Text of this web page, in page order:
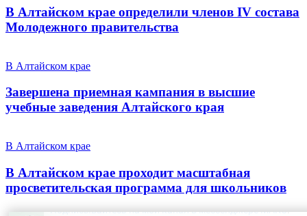
В Алтайском крае определили членов IV состава
Молодежного правительства
В Алтайском крае
Завершена приемная кампания в высшие
учебные заведения Алтайского края
В Алтайском крае
В Алтайском крае проходит масштабная
просветительская программа для школьников